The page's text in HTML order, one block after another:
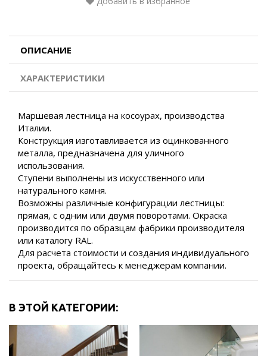
ОПИСАНИЕ
ХАРАКТЕРИСТИКИ
Маршевая лестница на косоурах, производства
Италии.
Конструкция изготавливается из оцинкованного
металла, предназначена для уличного
использования.
Ступени выполнены из искусственного или
натурального камня.
Возможны различные конфигурации лестницы:
прямая, с одним или двумя поворотами. Окраска
производится по образцам фабрики производителя
или каталогу RAL.
Для расчета стоимости и создания индивидуального
проекта, обращайтесь к менеджерам компании.
В ЭТОЙ КАТЕГОРИИ: